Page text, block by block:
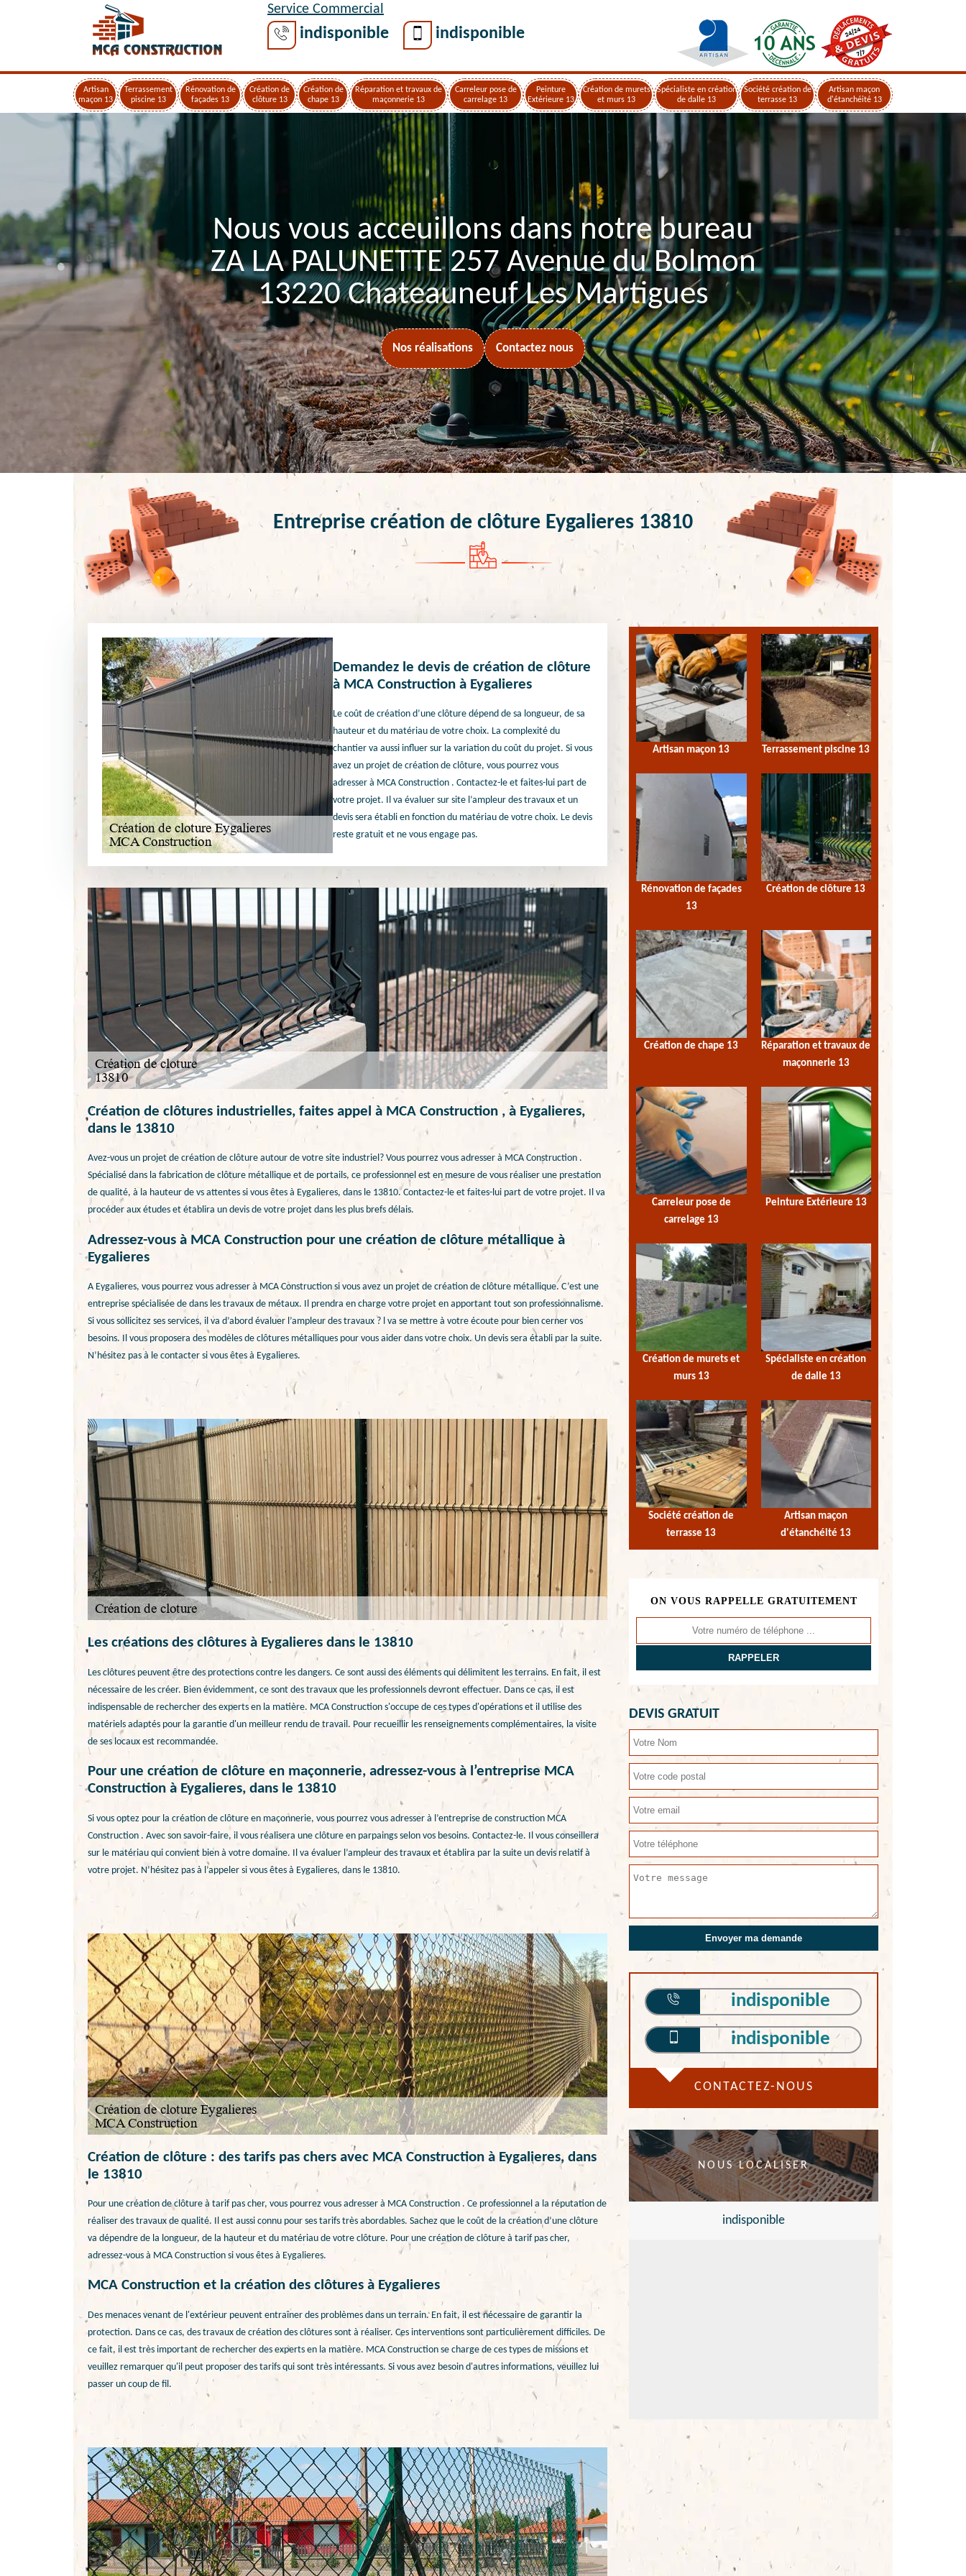
Service Commercial
indisponible indisponible
Artisan
maçon 13
Terrassement
piscine 13
Rénovation de
façades 13
Création de
clôture 13
Création de
chape 13
Réparation et travaux de
maçonnerie 13
Carreleur pose de
carrelage 13
Peinture
Extérieure 13
Création de murets
et murs 13
Spécialiste en création
de dalle 13
Société création de
terrasse 13
Artisan maçon
d'étanchéité 13
Nous vous acceuillons dans notre bureau
ZA LA PALUNETTE 257 Avenue du Bolmon
13220 Chateauneuf Les Martigues
Nos réalisations Contactez nous
Entreprise création de clôture Eygalieres 13810
Demandez le devis de création de clôture
à MCA Construction à Eygalieres
Le coût de création d’une clôture dépend de sa longueur, de sa
hauteur et du matériau de votre choix. La complexité du
chantier va aussi influer sur la variation du coût du projet. Si vous
avez un projet de création de clôture, vous pourrez vous
adresser à MCA Construction . Contactez-le et faites-lui part de
votre projet. Il va évaluer sur site l’ampleur des travaux et un
devis sera établi en fonction du matériau de votre choix. Le devis
reste gratuit et ne vous engage pas.
Création de clôtures industrielles, faites appel à MCA Construction , à Eygalieres,
dans le 13810
Avez-vous un projet de création de clôture autour de votre site industriel? Vous pourrez vous adresser à MCA Construction .
Spécialisé dans la fabrication de clôture métallique et de portails, ce professionnel est en mesure de vous réaliser une prestation
de qualité, à la hauteur de vs attentes si vous êtes à Eygalieres, dans le 13810. Contactez-le et faites-lui part de votre projet. Il va
procéder aux études et établira un devis de votre projet dans les plus brefs délais.
Adressez-vous à MCA Construction pour une création de clôture métallique à
Eygalieres
A Eygalieres, vous pourrez vous adresser à MCA Construction si vous avez un projet de création de clôture métallique. C’est une
entreprise spécialisée de dans les travaux de métaux. Il prendra en charge votre projet en apportant tout son professionnalisme.
Si vous sollicitez ses services, il va d’abord évaluer l’ampleur des travaux ? l va se mettre à votre écoute pour bien cerner vos
besoins. Il vous proposera des modèles de clôtures métalliques pour vous aider dans votre choix. Un devis sera établi par la suite.
N’hésitez pas à le contacter si vous êtes à Eygalieres.
Les créations des clôtures à Eygalieres dans le 13810
Les clôtures peuvent être des protections contre les dangers. Ce sont aussi des éléments qui délimitent les terrains. En fait, il est
nécessaire de les créer. Bien évidemment, ce sont des travaux que les professionnels devront effectuer. Dans ce cas, il est
indispensable de rechercher des experts en la matière. MCA Construction s'occupe de ces types d'opérations et il utilise des
matériels adaptés pour la garantie d'un meilleur rendu de travail. Pour recueillir les renseignements complémentaires, la visite
de ses locaux est recommandée.
Pour une création de clôture en maçonnerie, adressez-vous à l’entreprise MCA
Construction à Eygalieres, dans le 13810
Si vous optez pour la création de clôture en maçonnerie, vous pourrez vous adresser à l’entreprise de construction MCA
Construction . Avec son savoir-faire, il vous réalisera une clôture en parpaings selon vos besoins. Contactez-le. Il vous conseillera
sur le matériau qui convient bien à votre domaine. Il va évaluer l’ampleur des travaux et établira par la suite un devis relatif à
votre projet. N’hésitez pas à l’appeler si vous êtes à Eygalieres, dans le 13810.
Création de clôture : des tarifs pas chers avec MCA Construction à Eygalieres, dans
le 13810
Pour une création de clôture à tarif pas cher, vous pourrez vous adresser à MCA Construction . Ce professionnel a la réputation de
réaliser des travaux de qualité. Il est aussi connu pour ses tarifs très abordables. Sachez que le coût de la création d’une clôture
va dépendre de la longueur, de la hauteur et du matériau de votre clôture. Pour une création de clôture à tarif pas cher,
adressez-vous à MCA Construction si vous êtes à Eygalieres.
MCA Construction et la création des clôtures à Eygalieres
Des menaces venant de l'extérieur peuvent entraîner des problèmes dans un terrain. En fait, il est nécessaire de garantir la
protection. Dans ce cas, des travaux de création des clôtures sont à réaliser. Ces interventions sont particulièrement difficiles. De
ce fait, il est très important de rechercher des experts en la matière. MCA Construction se charge de ces types de missions et
veuillez remarquer qu'il peut proposer des tarifs qui sont très intéressants. Si vous avez besoin d'autres informations, veuillez lui
passer un coup de fil.
Artisan maçon 13 Terrassement piscine 13
Rénovation de façades
13
Création de clôture 13
Création de chape 13
Réparation et travaux de
maçonnerie 13
Carreleur pose de
carrelage 13
Peinture Extérieure 13
Création de murets et
murs 13
Spécialiste en création
de dalle 13
Société création de
terrasse 13
Artisan maçon
d'étanchéité 13
ON VOUS RAPPELLE GRATUITEMENT
DEVIS GRATUIT
indisponible
indisponible
CONTACTEZ-NOUS
NOUS LOCALISER
indisponible